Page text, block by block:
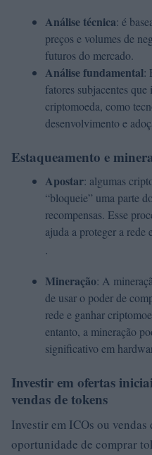
Análise técnica: é
preços e volumes de
futuros do mercado.
Análise fundamental:
fatores subjacentes
criptomoeda, como
desenvolvimento e
Estaqueamento e
Apostar: algumas
“bloqueie” uma parte
recompensas. Esse
ajuda a proteger a rede
.
Mineração: A
de usar o poder de
rede e ganhar
entanto, a mineração
significativo em
Investir em ofertas
vendas de tokens
Investir em ICOs ou
oportunidade de comprar